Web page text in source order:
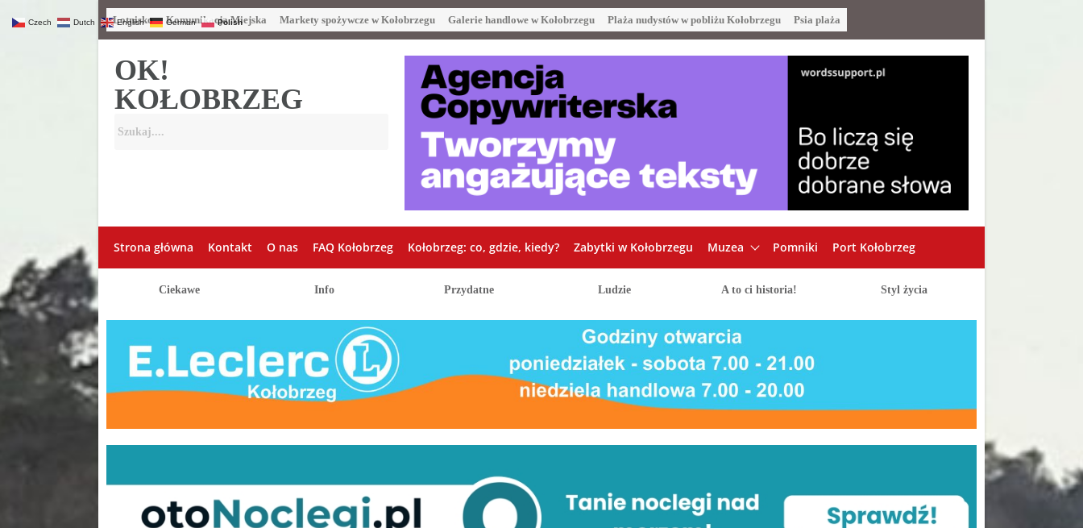
Lotnisko Komunikacja Miejska Markety spożywcze w Kołobrzegu Galerie handlowe w Kołobrzegu Plaża nudystów w pobliżu Kołobrzegu Psia plaża
OK!
KOŁOBRZEG
Strona główna Kontakt O nas FAQ Kołobrzeg Kołobrzeg: co, gdzie, kiedy? Zabytki w Kołobrzegu Muzea Pomniki Port Kołobrzeg
Ciekawe Info Przydatne Ludzie A to ci historia! Styl życia
Czech Dutch English German Polish